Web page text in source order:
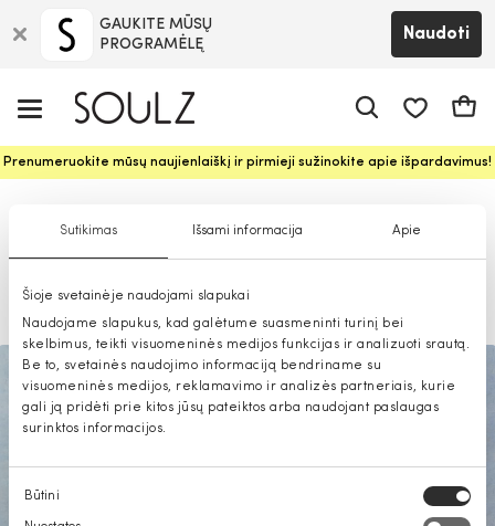
Sutikimas Išsami informacija Apie
Šioje svetainėje naudojami slapukai
Naudojame slapukus, kad galėtume suasmeninti turinį bei
skelbimus, teikti visuomeninės medijos funkcijas ir analizuoti srautą.
Be to, svetainės naudojimo informaciją bendriname su
visuomeninės medijos, reklamavimo ir analizės partneriais, kurie
gali ją pridėti prie kitos jūsų pateiktos arba naudojant paslaugas
surinktos informacijos.
Sutikimo
pasirinkimas
Būtini
GAUKITE MŪSŲ
PROGRAMĖLĘ
Naudoti
Prenumeruokite mūsų naujienlaiškį ir pirmieji sužinokite apie išpardavimus!
SOULZ #ForEverySoul |